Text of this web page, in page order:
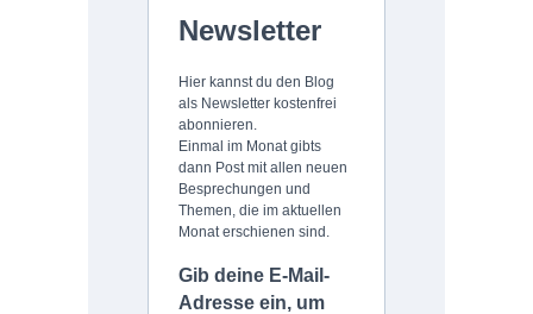
Newsletter
Hier kannst du den Blog
als Newsletter kostenfrei
abonnieren.
Einmal im Monat gibts
dann Post mit allen neuen
Besprechungen und
Themen, die im aktuellen
Monat erschienen sind.
Gib deine E-Mail-
Adresse ein, um